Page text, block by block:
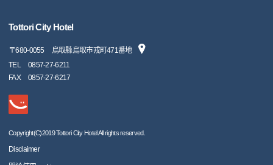
Tottori City Hotel
〒680-0055
鳥取縣鳥取市戎町471番地
TEL
0857-27-6211
FAX
0857-27-6217
Copyright(C)2019 Tottori City Hotel All rights reserved.
Disclaimer